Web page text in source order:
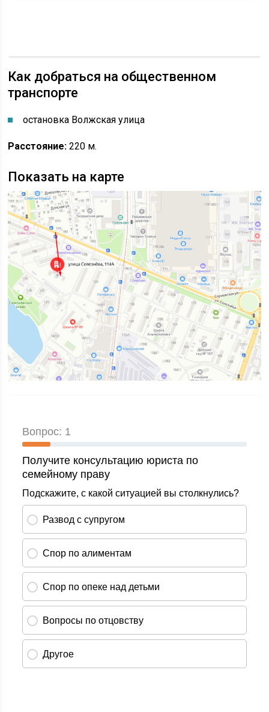
Как добраться на общественном
транспорте
остановка Волжская улица
Расстояние: 220 м.
Показать на карте